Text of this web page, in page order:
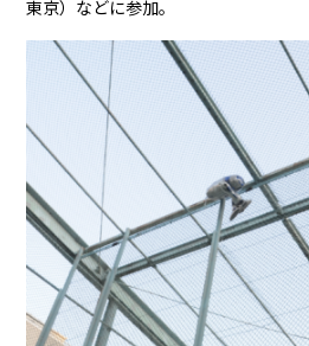
東京）などに参加。